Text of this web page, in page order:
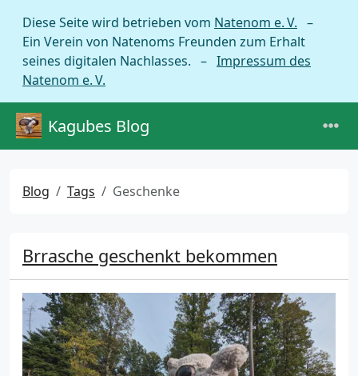
Diese Seite wird betrieben vom Natenom e. V. –
Ein Verein von Natenoms Freunden zum Erhalt
seines digitalen Nachlasses. – Impressum des
Natenom e. V.
Kagubes Blog
Blog Tags Geschenke
Brrasche geschenkt bekommen